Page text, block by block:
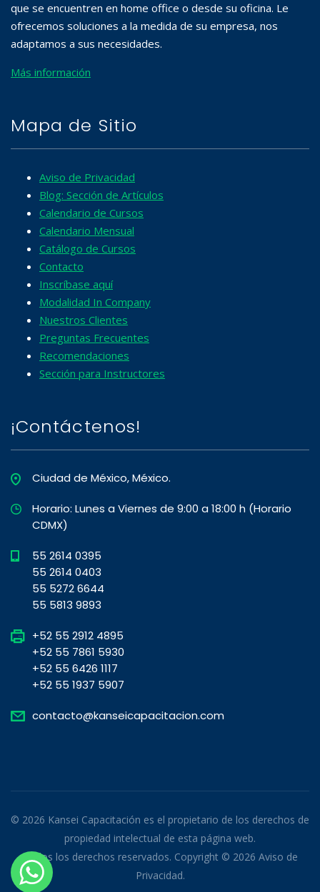
que se encuentren en home office o desde su oficina. Le
ofrecemos soluciones a la medida de su empresa, nos
adaptamos a sus necesidades.
Más información
Mapa de Sitio
Aviso de Privacidad
Blog: Sección de Artículos
Calendario de Cursos
Calendario Mensual
Catálogo de Cursos
Contacto
Inscríbase aquí
Modalidad In Company
Nuestros Clientes
Preguntas Frecuentes
Recomendaciones
Sección para Instructores
¡Contáctenos!
Ciudad de México, México.
Horario: Lunes a Viernes de 9:00 a 18:00 h (Horario
CDMX)
55 2614 0395
55 2614 0403
55 5272 6644
55 5813 9893
+52 55 2912 4895
+52 55 7861 5930
+52 55 6426 1117
+52 55 1937 5907
contacto@kanseicapacitacion.com
© 2026 Kansei Capacitación es el propietario de los derechos de
propiedad intelectual de esta página web.
Todos los derechos reservados. Copyright © 2026 Aviso de
Privacidad.